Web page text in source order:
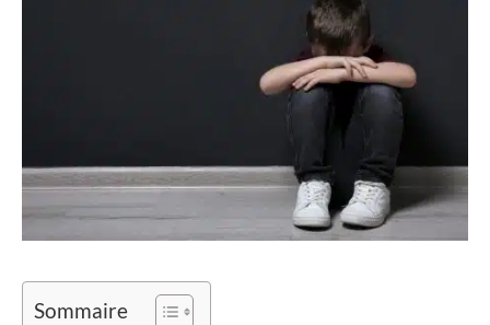
Sommaire